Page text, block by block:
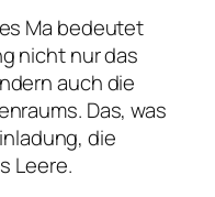
Ma bedeutet
nicht nur das
auch die
Das, was
die
Leere.